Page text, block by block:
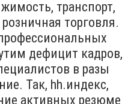
транспорт,
торговля.
дефицит кадров,
в разы
Так, hh.индекс,
активных резюме